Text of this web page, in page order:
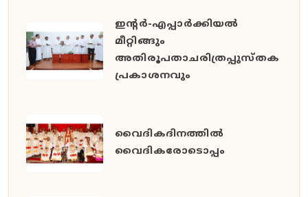
ഇൻ്റർ-എപ്പാർക്കിയൽ
മീറ്റിങ്ങും
അതിരൂപതാചരിത്രപ്പുസ്തക
പ്രകാശനവും
വൈദികദിനത്തിൽ
വൈദികരോടൊപ്പം